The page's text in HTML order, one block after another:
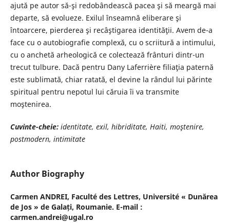
ajută pe autor să-şi redobândească pacea şi să meargă mai
departe, să evolueze. Exilul înseamnă eliberare şi
întoarcere, pierderea şi recâştigarea identităţii. Avem de-a
face cu o autobiografie complexă, cu o scriitură a intimului,
cu o anchetă arheologică ce colectează frânturi dintr-un
trecut tulbure. Dacă pentru Dany Laferrière filiaţia paternă
este sublimată, chiar ratată, el devine la rândul lui părinte
spiritual pentru nepotul lui căruia îi va transmite
moştenirea.
Cuvinte-cheie:identitate, exil, hibriditate, Haiti, moştenire,
postmodern, intimitate
Author Biography
Carmen ANDREI, Faculté des Lettres, Université « Dunărea
de Jos » de Galați, Roumanie. E-mail :
carmen.andrei@ugal.ro